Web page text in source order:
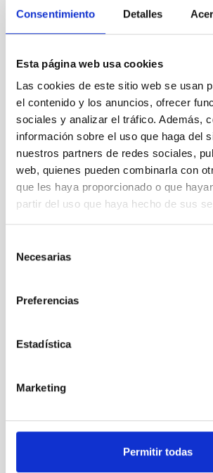
Consentimiento Detalles
Esta página web usa cookies
Las cookies de este sitio web se usan
el contenido y los anuncios, ofrecer
sociales y analizar el tráfico. Además,
información sobre el uso que haga del
nuestros partners de redes sociales,
web, quienes pueden combinarla con
que les haya proporcionado o que
partir del uso que haya hecho de sus
Necesarias
Preferencias
Estadística
Marketing
Permitir todas
Representantes de la London School
visitan el IAC